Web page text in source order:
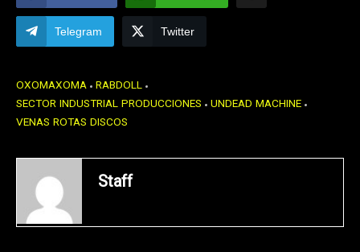
Telegram Twitter
OXOMAXOMA RABDOLL
SECTOR INDUSTRIAL PRODUCCIONES UNDEAD MACHINE
VENAS ROTAS DISCOS
Staff